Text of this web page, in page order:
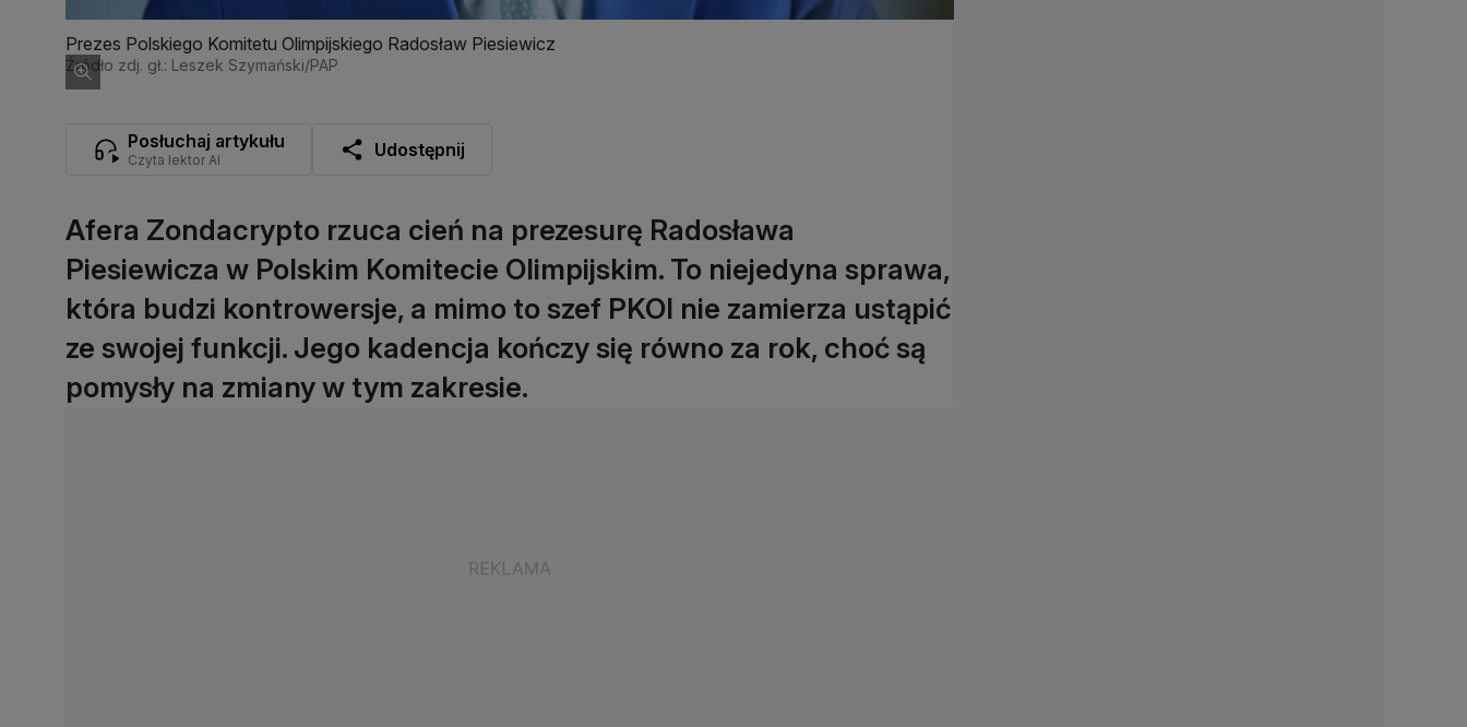
Prezes Polskiego Komitetu Olimpijskiego Radosław Piesiewicz
Źródło zdj. gł.: Leszek Szymański/PAP
Posłuchaj artykułu
Czyta lektor AI Udostępnij
Afera Zondacrypto rzuca cień na prezesurę Radosława
Piesiewicza w Polskim Komitecie Olimpijskim. To niejedyna sprawa,
która budzi kontrowersje, a mimo to szef PKOl nie zamierza ustąpić
ze swojej funkcji. Jego kadencja kończy się równo za rok, choć są
pomysły na zmiany w tym zakresie.